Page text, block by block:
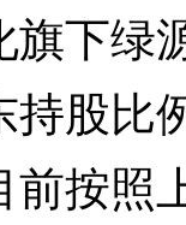
旗下绿
持股比
按照